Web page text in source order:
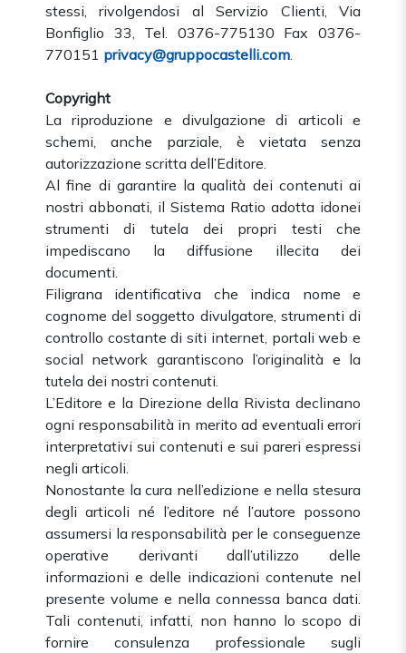
stessi, rivolgendosi al Servizio Clienti, Via
Bonfiglio 33, Tel. 0376-775130 Fax 0376-
770151 privacy@gruppocastelli.com.
Copyright
La riproduzione e divulgazione di articoli e
schemi, anche parziale, è vietata senza
autorizzazione scritta dell’Editore.
Al fine di garantire la qualità dei contenuti ai
nostri abbonati, il Sistema Ratio adotta idonei
strumenti di tutela dei propri testi che
impediscano la diffusione illecita dei
documenti.
Filigrana identificativa che indica nome e
cognome del soggetto divulgatore, strumenti di
controllo costante di siti internet, portali web e
social network garantiscono l’originalità e la
tutela dei nostri contenuti.
L’Editore e la Direzione della Rivista declinano
ogni responsabilità in merito ad eventuali errori
interpretativi sui contenuti e sui pareri espressi
negli articoli.
Nonostante la cura nell’edizione e nella stesura
degli articoli né l’editore né l’autore possono
assumersi la responsabilità per le conseguenze
operative derivanti dall’utilizzo delle
informazioni e delle indicazioni contenute nel
presente volume e nella connessa banca dati.
Tali contenuti, infatti, non hanno lo scopo di
fornire consulenza professionale sugli